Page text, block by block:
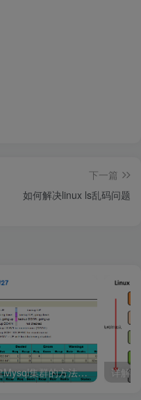
下一篇
如何解决linux ls乱码问题
docker 搭建Mysql集群的方法示例 详解